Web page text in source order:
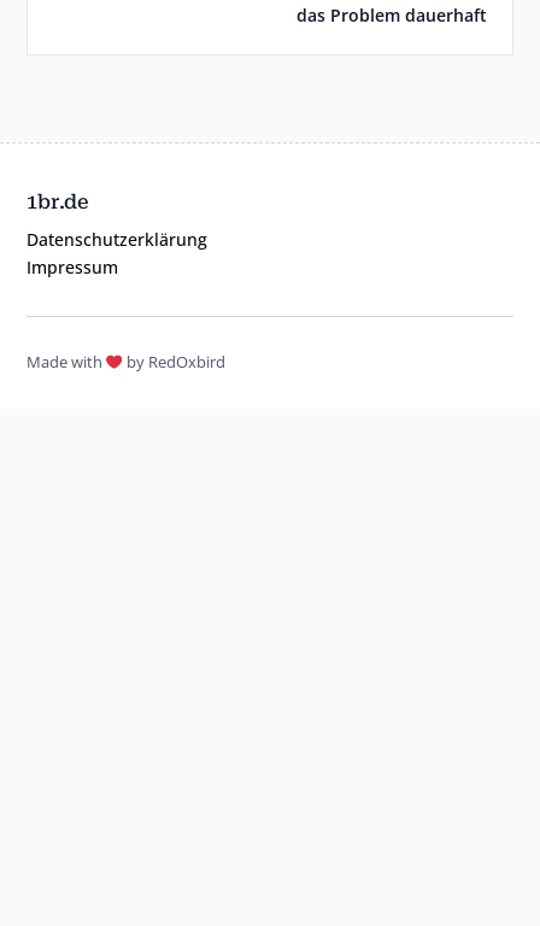
das Problem dauerhaft
1br.de
Datenschutzerklärung
Impressum
Made with by RedOxbird